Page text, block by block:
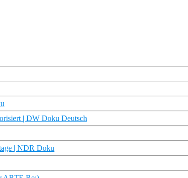
| DW Doku Deutsch
| NDR Doku